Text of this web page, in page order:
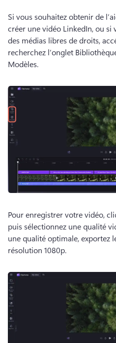
Si vous souhaitez obtenir de
créer une vidéo LinkedIn, ou si
des médias libres de droits,
recherchez l’onglet
Modèles.
Pour enregistrer votre vidéo,
puis sélectionnez une qualité
une qualité optimale, exportez
résolution 1080p.